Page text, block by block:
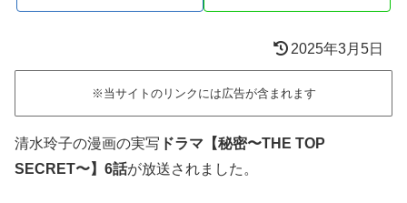
2025年3月5日
※当サイトのリンクには広告が含まれます
清水玲子の漫画の実写 ドラマ【秘密〜THE TOP
SECRET〜】6話が放送されました。